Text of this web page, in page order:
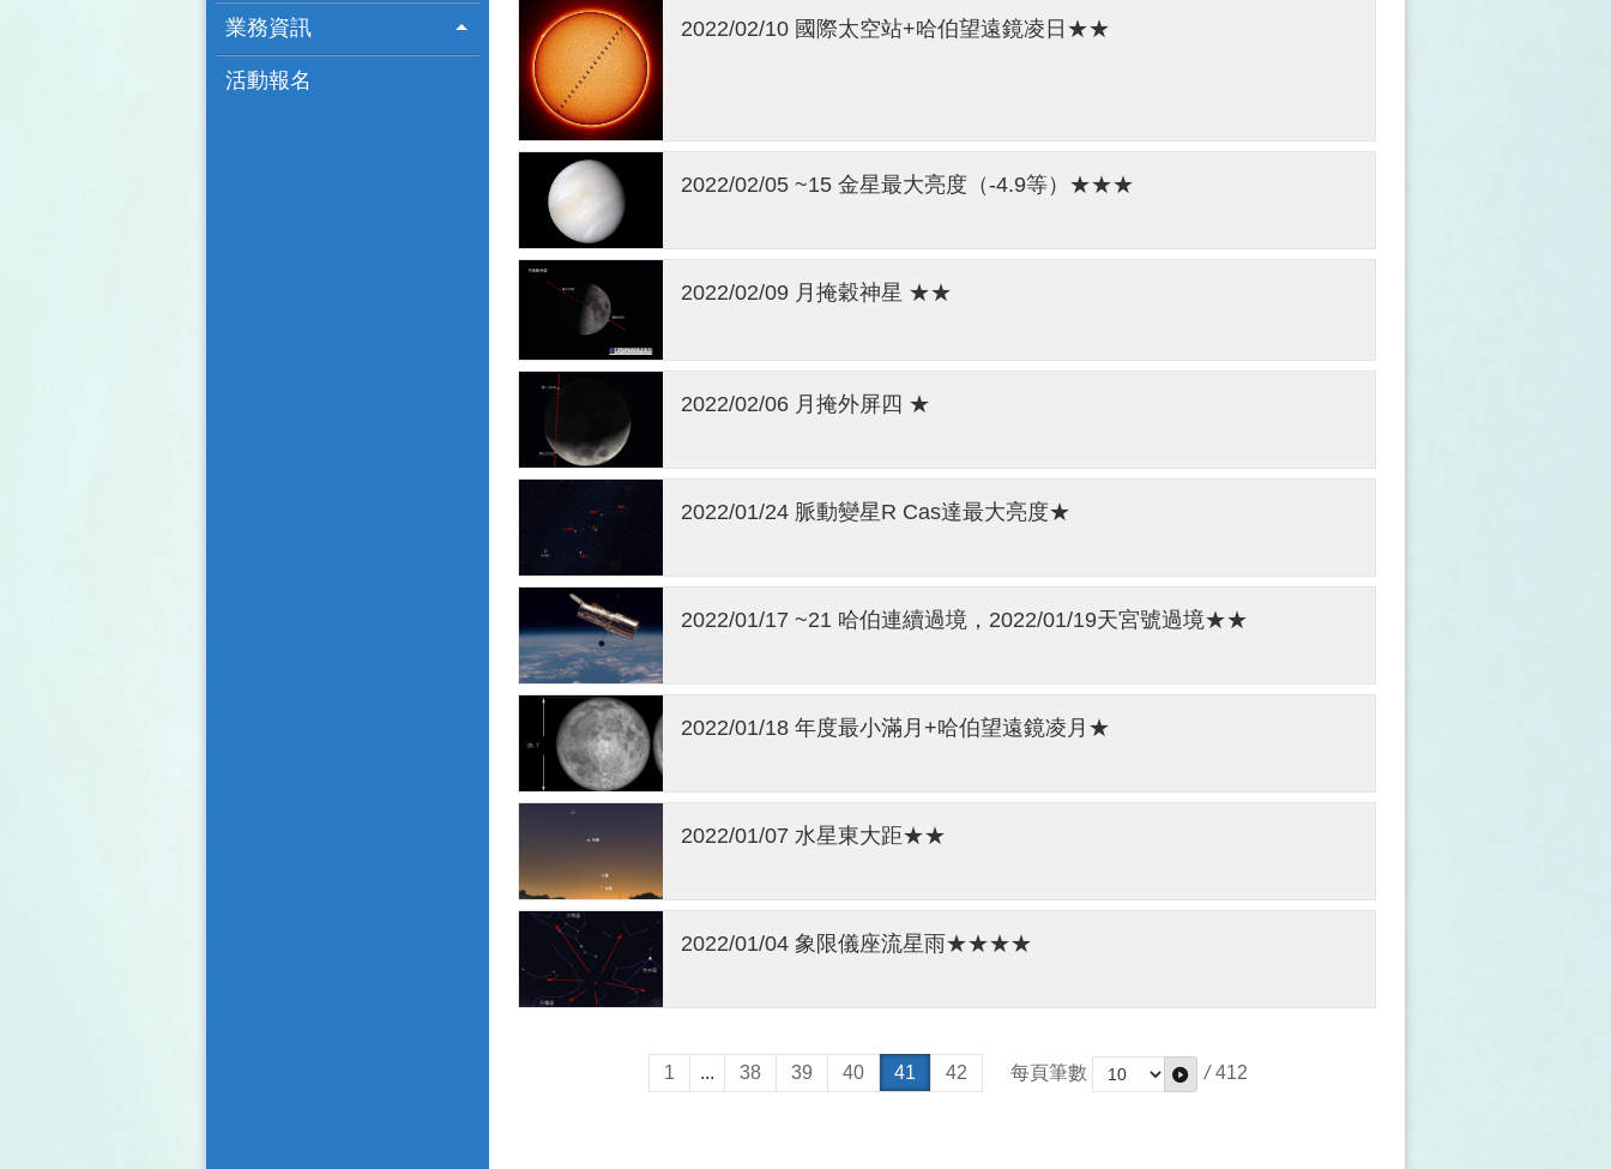
業務資訊
活動報名
2022/02/10 國際太空站+哈伯望遠鏡凌日★★
2022/02/05 ~15 金星最大亮度（-4.9等）★★★
2022/02/09 月掩穀神星 ★★
2022/02/06 月掩外屏四 ★
2022/01/24 脈動變星R Cas達最大亮度★
2022/01/17 ~21 哈伯連續過境，2022/01/19天宮號過境★★
2022/01/18 年度最小滿月+哈伯望遠鏡凌月★
2022/01/07 水星東大距★★
2022/01/04 象限儀座流星雨★★★★
1 ... 38 39 40 41 42 每頁筆數 / 412